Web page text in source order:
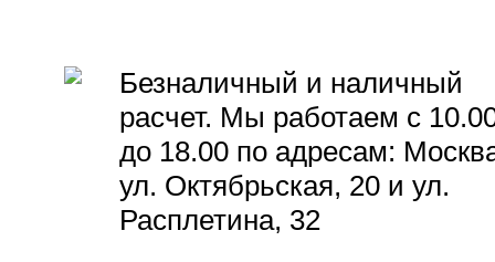
Безналичный и наличный
расчет. Мы работаем с
до 18.00 по адресам:
ул. Октябрьская, 20 и ул.
Расплетина, 32